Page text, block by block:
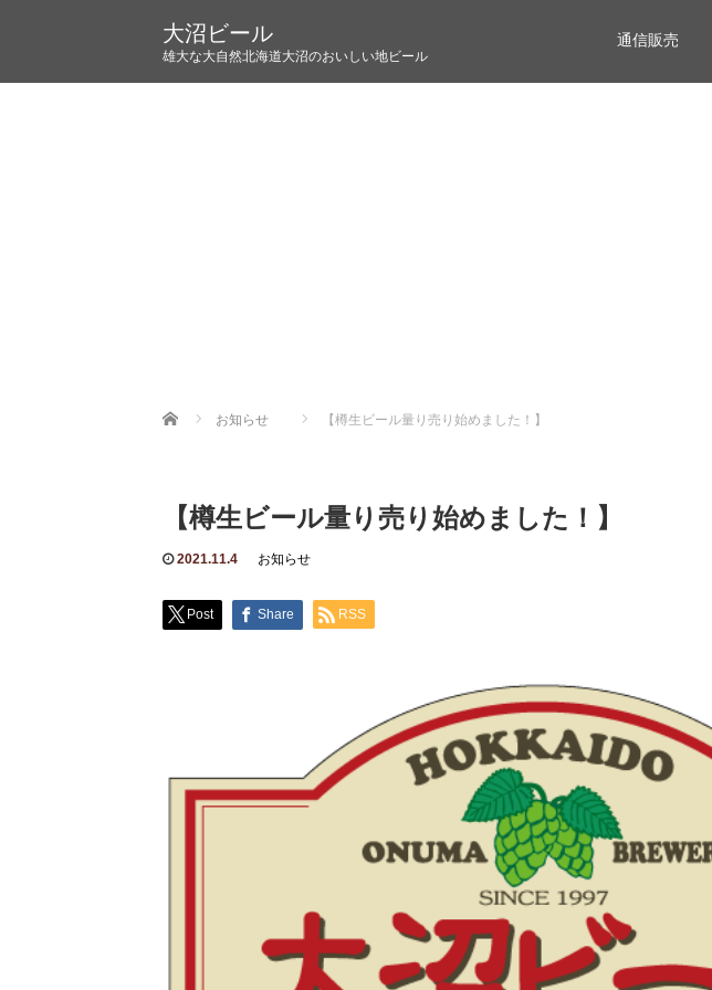
大沼ビール
雄大な大自然北海道大沼のおいしい地ビール
通信販売
Home お知らせ 【樽生ビール量り売り始めました！】
【樽生ビール量り売り始めました！】
2021.11.4 お知らせ
Post Share RSS